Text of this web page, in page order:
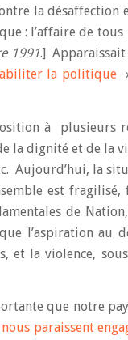
la désaffection
: l’affaire de tous
1991.]
la politique
à plusieurs
la dignité et de la
Aujourd’hui, la
est fragilisé,
de
l’aspiration au
et la violence,
que notre
paraissent